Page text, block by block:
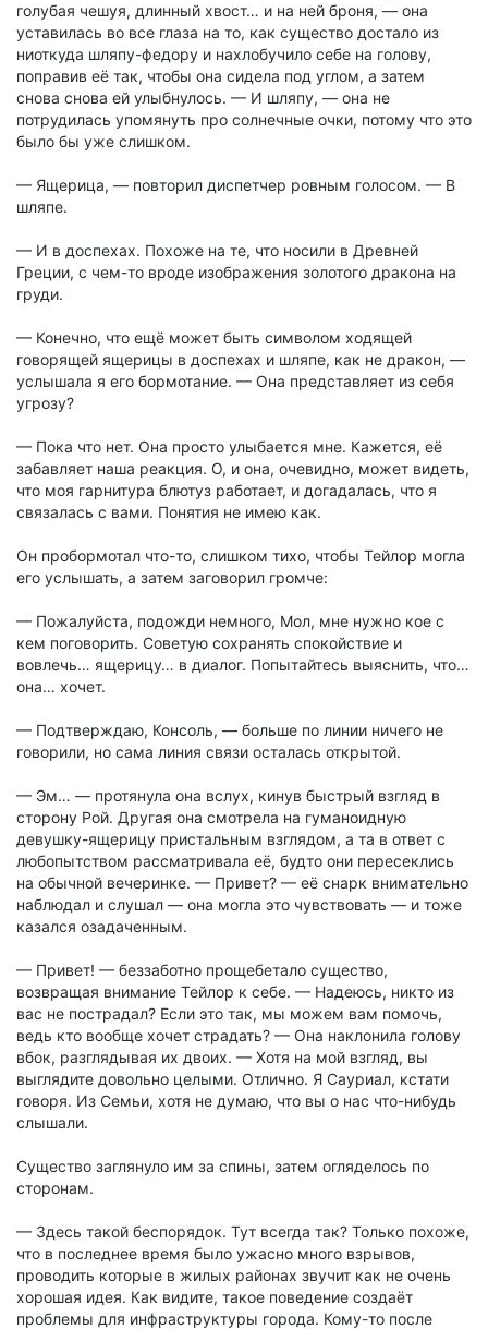
голубая чешуя, длинный хвост… и на ней броня, — она
уставилась во все глаза на то, как существо достало из
ниоткуда шляпу-федору и нахлобучило себе на голову,
поправив её так, чтобы она сидела под углом, а затем
снова снова ей улыбнулось. — И шляпу, — она не
потрудилась упомянуть про солнечные очки, потому что это
было бы уже слишком.
— Ящерица, — повторил диспетчер ровным голосом. — В
шляпе.
— И в доспехах. Похоже на те, что носили в Древней
Греции, с чем-то вроде изображения золотого дракона на
груди.
— Конечно, что ещё может быть символом ходящей
говорящей ящерицы в доспехах и шляпе, как не дракон, —
услышала я его бормотание. — Она представляет из себя
угрозу?
— Пока что нет. Она просто улыбается мне. Кажется, её
забавляет наша реакция. О, и она, очевидно, может видеть,
что моя гарнитура блютуз работает, и догадалась, что я
связалась с вами. Понятия не имею как.
Он пробормотал что-то, слишком тихо, чтобы Тейлор могла
его услышать, а затем заговорил громче:
— Пожалуйста, подожди немного, Мол, мне нужно кое с
кем поговорить. Советую сохранять спокойствие и
вовлечь… ящерицу… в диалог. Попытайтесь выяснить, что…
она… хочет.
— Подтверждаю, Консоль, — больше по линии ничего не
говорили, но сама линия связи осталась открытой.
— Эм… — протянула она вслух, кинув быстрый взгляд в
сторону Рой. Другая она смотрела на гуманоидную
девушку-ящерицу пристальным взглядом, а та в ответ с
любопытством рассматривала её, будто они пересеклись
на обычной вечеринке. — Привет? — её снарк внимательно
наблюдал и слушал — она могла это чувствовать — и тоже
казался озадаченным.
— Привет! — беззаботно прощебетало существо,
возвращая внимание Тейлор к себе. — Надеюсь, никто из
вас не пострадал? Если это так, мы можем вам помочь,
ведь кто вообще хочет страдать? — Она наклонила голову
вбок, разглядывая их двоих. — Хотя на мой взгляд, вы
выглядите довольно целыми. Отлично. Я Сауриал, кстати
говоря. Из Семьи, хотя не думаю, что вы о нас что-нибудь
слышали.
Существо заглянуло им за спины, затем огляделось по
сторонам.
— Здесь такой беспорядок. Тут всегда так? Только похоже,
что в последнее время было ужасно много взрывов,
проводить которые в жилых районах звучит как не очень
хорошая идея. Как видите, такое поведение создаёт
проблемы для инфраструктуры города. Кому-то после